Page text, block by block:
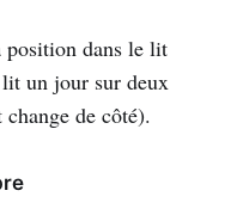
position dans le lit
un jour sur deux
de côté).